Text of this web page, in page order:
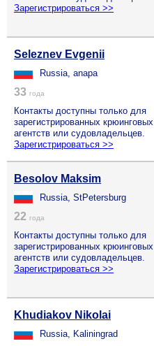
Зарегистрироваться >>
Seleznev Evgenii
Russia, anapa
33 года
Контакты доступны только для
зарегистрированных крюинговых
агентств или судовладельцев.
Зарегистрироваться >>
Besolov Maksim
Russia, StPetersburg
22 года
Контакты доступны только для
зарегистрированных крюинговых
агентств или судовладельцев.
Зарегистрироваться >>
Khudiakov Nikolai
Russia, Kaliningrad